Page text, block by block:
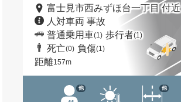
富士見市西みずほ台一丁目 付近
人対車両 事故
普通乗用車(1) 歩行者(1)
死亡(0) 負傷(1)
距離157m
他 他